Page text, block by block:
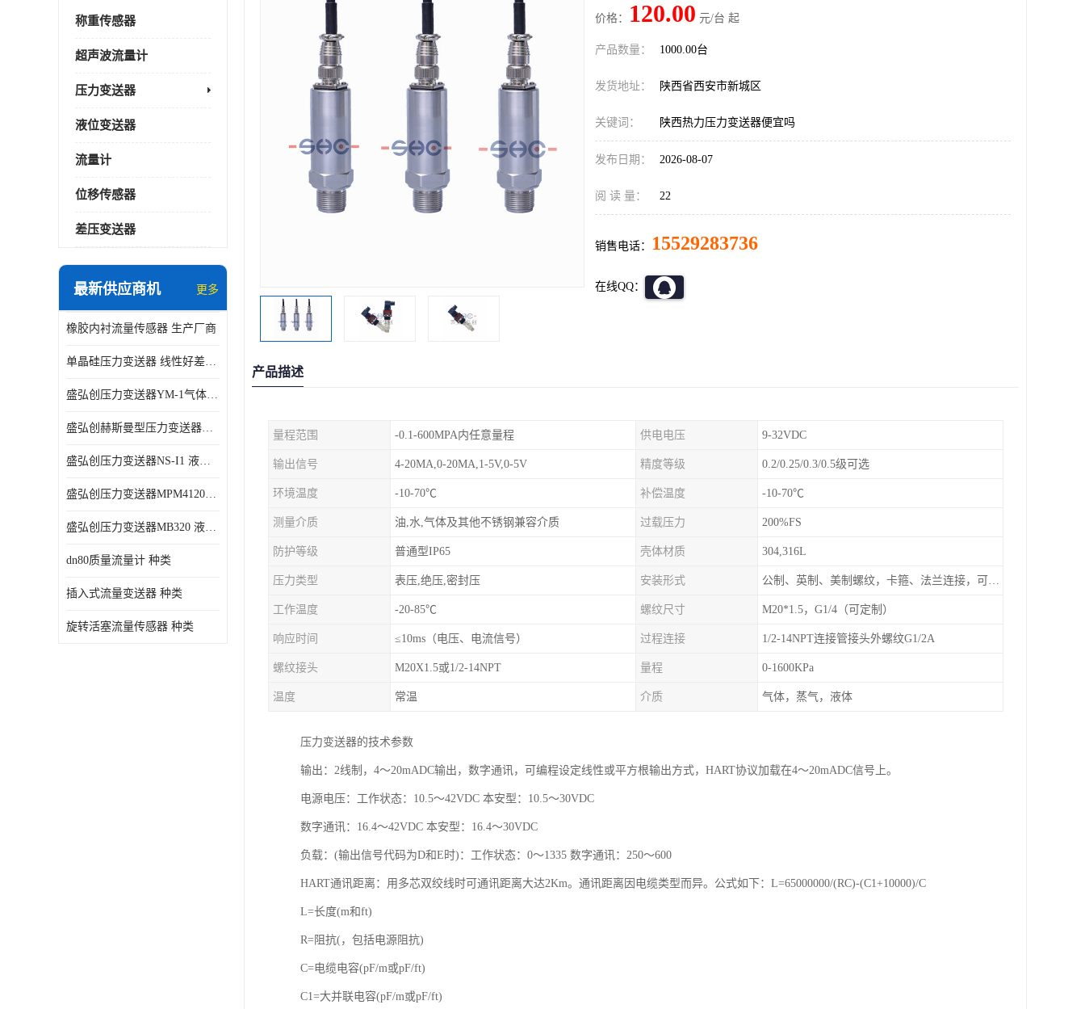
称重传感器
超声波流量计
压力变送器
液位变送器
流量计
位移传感器
差压变送器
最新供应商机 更多
橡胶内衬流量传感器 生产厂商
单晶硅压力变送器 线性好差压变送器
盛弘创压力变送器YM-1气体压力传感器负压计
盛弘创赫斯曼型压力变送器HG200 液体压力传感器负压计
盛弘创压力变送器NS-I1 液体压力传感器负压计
盛弘创压力变送器MPM4120C 液体压力传感器负压计
盛弘创压力变送器MB320 液体压力传感器负压计
dn80质量流量计 种类
插入式流量变送器 种类
旋转活塞流量传感器 种类
价格： 120.00 元/台 起
产品数量： 1000.00台
发货地址： 陕西省西安市新城区
关键词： 陕西热力压力变送器便宜吗
发布日期： 2026-08-07
阅 读 量： 22
销售电话： 15529283736
在线QQ：
产品描述
量程范围 -0.1-600MPA内任意量程 供电电压 9-32VDC
输出信号 4-20MA,0-20MA,1-5V,0-5V 精度等级 0.2/0.25/0.3/0.5级可选
环境温度 -10-70℃ 补偿温度 -10-70℃
测量介质 油,水,气体及其他不锈钢兼容介质 过载压力 200%FS
防护等级 普通型IP65 壳体材质 304,316L
压力类型 表压,绝压,密封压 安装形式 公制、英制、美制螺纹，卡箍、法兰连接，可定制
工作温度 -20-85℃ 螺纹尺寸 M20*1.5，G1/4（可定制）
响应时间 ≤10ms（电压、电流信号） 过程连接 1/2-14NPT连接管接头外螺纹G1/2A
螺纹接头 M20X1.5或1/2-14NPT 量程 0-1600KPa
温度 常温 介质 气体，蒸气，液体
压力变送器的技术参数
输出：2线制，4～20mADC输出，数字通讯，可编程设定线性或平方根输出方式，HART协议加载在4～20mADC信号上。
电源电压：工作状态：10.5～42VDC 本安型：10.5～30VDC
数字通讯：16.4～42VDC 本安型：16.4～30VDC
负载：(输出信号代码为D和E时)：工作状态：0～1335 数字通讯：250～600
HART通讯距离：用多芯双绞线时可通讯距离大达2Km。通讯距离因电缆类型而异。公式如下：L=65000000/(RC)-(C1+10000)/C
L=长度(m和ft)
R=阻抗(，包括电源阻抗)
C=电缆电容(pF/m或pF/ft)
C1=大并联电容(pF/m或pF/ft)